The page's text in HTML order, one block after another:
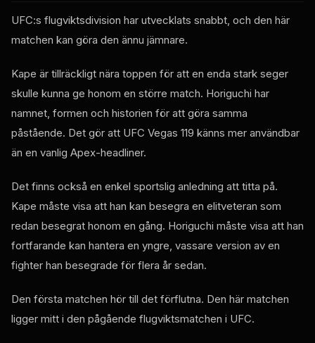
UFC:s flugviktsdivision har utvecklats snabbt, och den här
matchen kan göra den ännu jämnare.
Kape är tillräckligt nära toppen för att en enda stark seger
skulle kunna ge honom en större match. Horiguchi har
namnet, formen och historien för att göra samma
påstående. Det gör att UFC Vegas 119 känns mer användbar
än en vanlig Apex-headliner.
Det finns också en enkel sportslig anledning att titta på.
Kape måste visa att han kan besegra en elitveteran som
redan besegrat honom en gång. Horiguchi måste visa att han
fortfarande kan hantera en yngre, vassare version av en
fighter han besegrade för flera år sedan.
Den första matchen hör till det förflutna. Den här matchen
ligger mitt i den pågående flugviktsmatchen i UFC.